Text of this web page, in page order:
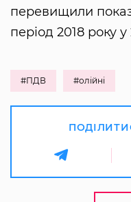
перевищили
період 2018 року у
#ПДВ #олійні